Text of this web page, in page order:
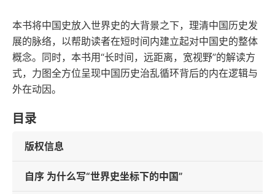
本书将中国史放入世界史的大背景之下，理清中国历史发
展的脉络，以帮助读者在短时间内建立起对中国史的整体
概念。同时，本书用“长时间，远距离，宽视野”的解读方
式，力图全方位呈现中国历史治乱循环背后的内在逻辑与
外在动因。
目录
版权信息
自序 为什么写“世界史坐标下的中国”